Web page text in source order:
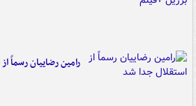
رامین رضاییان رسماً